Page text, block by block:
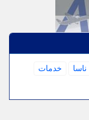
ناسا
خدمات